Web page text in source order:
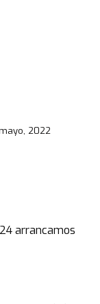
2022
arrancamos